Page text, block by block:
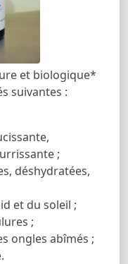
et biologique*
suivantes :
;
déshydratées,
et du soleil ;
;
ongles abîmés ;